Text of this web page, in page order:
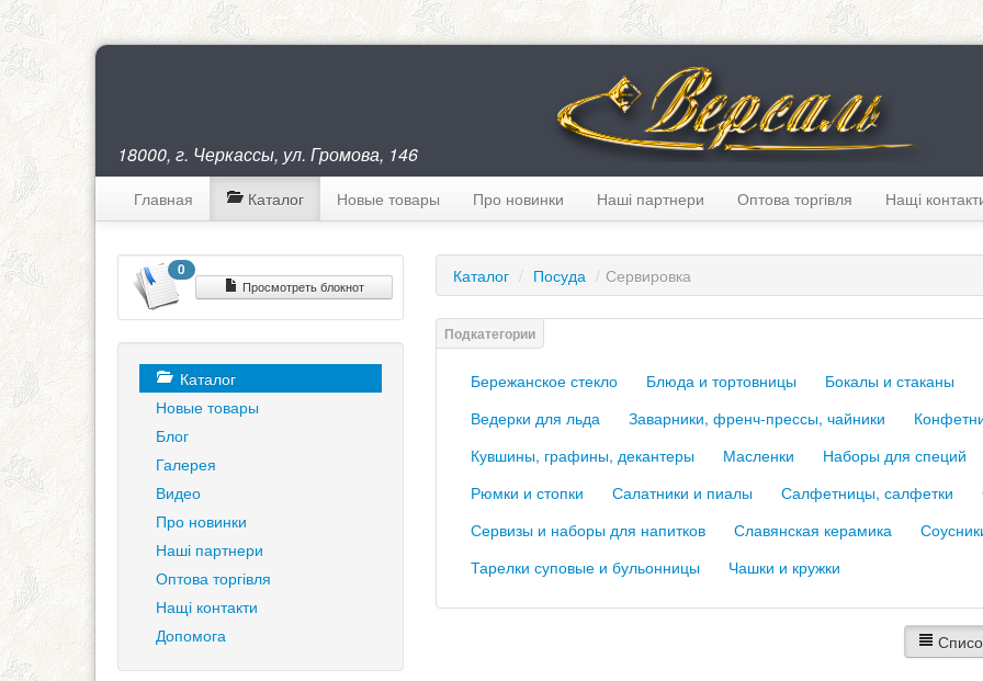
18000, г. Черкассы, ул. Громова, 146
Главная Каталог Новые товары Про новинки Наші партнери Оптова торгівля Нащі
0
Просмотреть блокнот
Каталог
Новые товары
Блог
Галерея
Видео
Про новинки
Наші партнери
Оптова торгівля
Нащі контакти
Допомога
Каталог / Посуда / Сервировка
Бережанское стекло Блюда и тортовницы Бокалы и стаканы
Ведерки для льда
Заварники, френч-прессы, чайники
Кувшины, графины, декантеры
Масленки
Наборы для специй
Рюмки и стопки
Салатники и пиалы Салфетницы, салфетки
Сервизы и наборы для напитков
Славянская керамика
Тарелки суповые и бульонницы
Чашки и кружки